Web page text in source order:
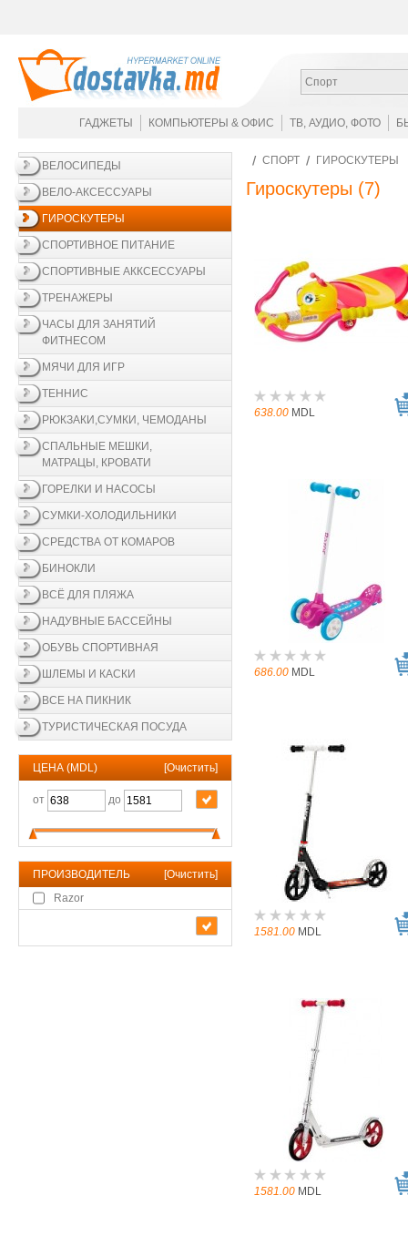
Спорт
ГАДЖЕТЫ КОМПЬЮТЕРЫ & ОФИС ТВ, АУДИО, ФОТО
ВЕЛОСИПЕДЫ
ВЕЛО-АКСЕССУАРЫ
ГИРОСКУТЕРЫ
СПОРТИВНОЕ ПИТАНИЕ
СПОРТИВНЫЕ АККСЕССУАРЫ
ТРЕНАЖЕРЫ
ЧАСЫ ДЛЯ ЗАНЯТИЙ
ФИТНЕСОМ
МЯЧИ ДЛЯ ИГР
ТЕННИС
РЮКЗАКИ,СУМКИ, ЧЕМОДАНЫ
СПАЛЬНЫЕ МЕШКИ,
МАТРАЦЫ, КРОВАТИ
ГОРЕЛКИ И НАСОСЫ
СУМКИ-ХОЛОДИЛЬНИКИ
СРЕДСТВА ОТ КОМАРОВ
БИНОКЛИ
ВСЁ ДЛЯ ПЛЯЖА
НАДУВНЫЕ БАССЕЙНЫ
ОБУВЬ СПОРТИВНАЯ
ШЛЕМЫ И КАСКИ
ВСЕ НА ПИКНИК
ТУРИСТИЧЕСКАЯ ПОСУДА
ЦЕНА (MDL) [Очистить]
от до
ПРОИЗВОДИТЕЛЬ [Очистить]
Razor
СПОРТ ГИРОСКУТЕРЫ
Гироскутеры (7)
638.00 MDL
686.00 MDL
1581.00 MDL
1581.00 MDL